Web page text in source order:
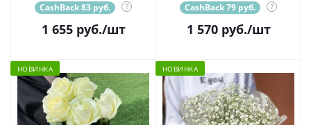
CashBack 83 руб. ?
1 655руб./шт
CashBack 79 руб. ?
1 570руб./шт
НОВИНКА НОВИНКА